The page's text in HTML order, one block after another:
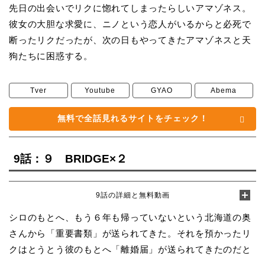
先日の出会いでリクに惚れてしまったらしいアマゾネス。
彼女の大胆な求愛に、ニノという恋人がいるからと必死で
断ったリクだったが、次の日もやってきたアマゾネスと天
狗たちに困惑する。
Tver Youtube GYAO Abema
無料で全話見れるサイトをチェック！
9話：９ BRIDGE×２
9話の詳細と無料動画
シロのもとへ、もう６年も帰っていないという北海道の奥
さんから「重要書類」が送られてきた。それを預かったリ
クはとうとう彼のもとへ「離婚届」が送られてきたのだと